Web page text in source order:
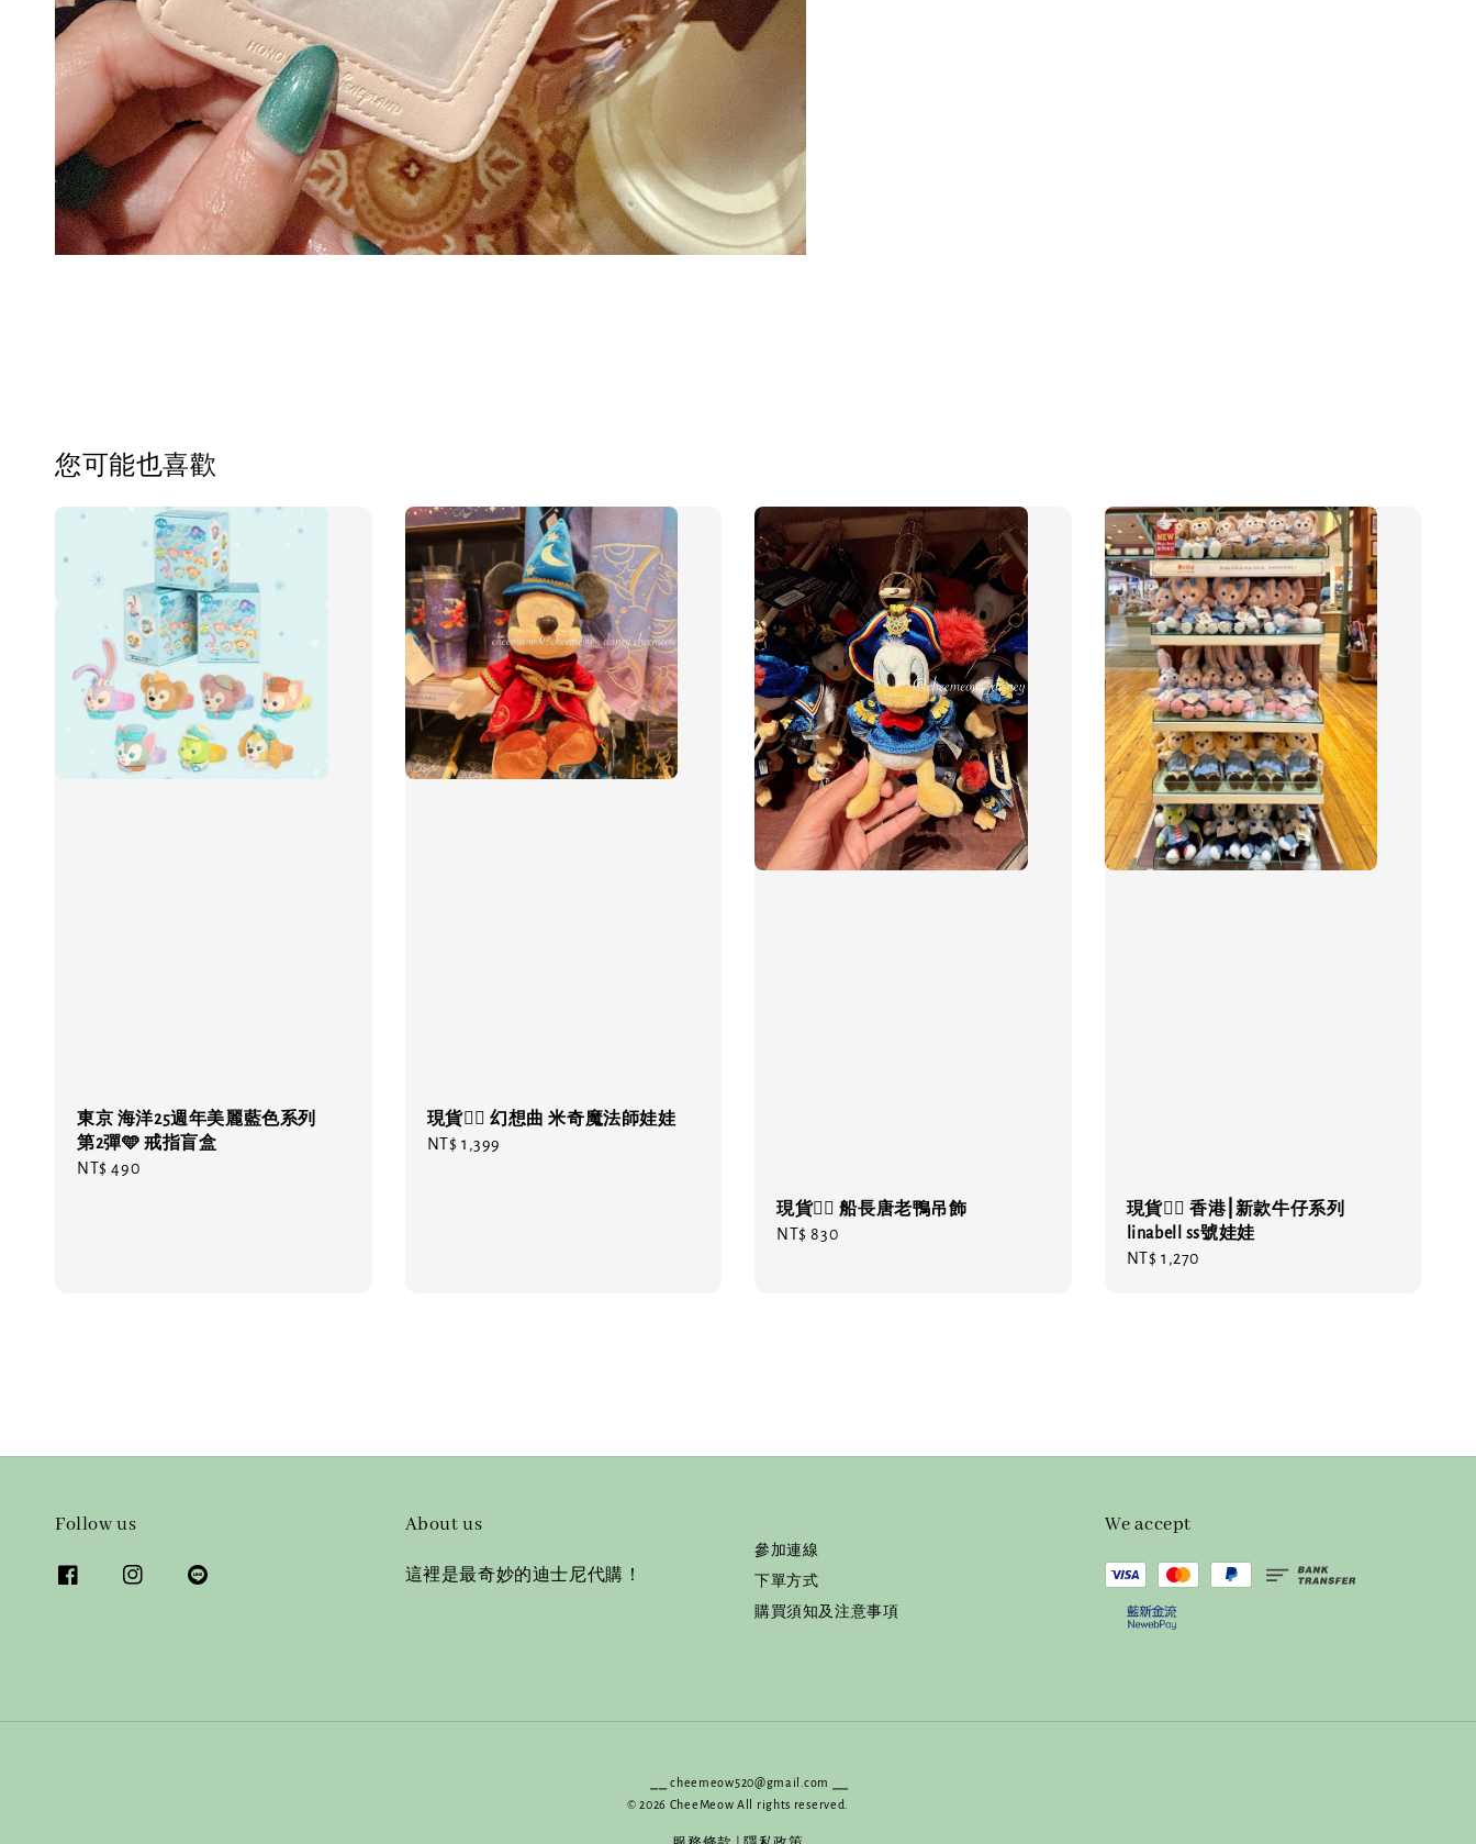
您可能也喜歡
東京 海洋25週年美麗藍色系列
第2彈🩵 戒指盲盒
Regular
NT$ 490
現貨❤️‍🔥 幻想曲 米奇魔法師娃娃
Regular
NT$ 1,399
現貨❤️‍🔥 船長唐老鴨吊飾
Regular
NT$ 830
現貨❤️‍🔥 香港⎮新款牛仔系列
linabell ss號娃娃
Regular
NT$ 1,270
Follow us About us
這裡是最奇妙的迪士尼代購！
參加連線
下單方式
購買須知及注意事項
We accept
⎯⎯ cheemeow520@gmail.com ⎯⎯
© 2026 CheeMeow All rights reserved.